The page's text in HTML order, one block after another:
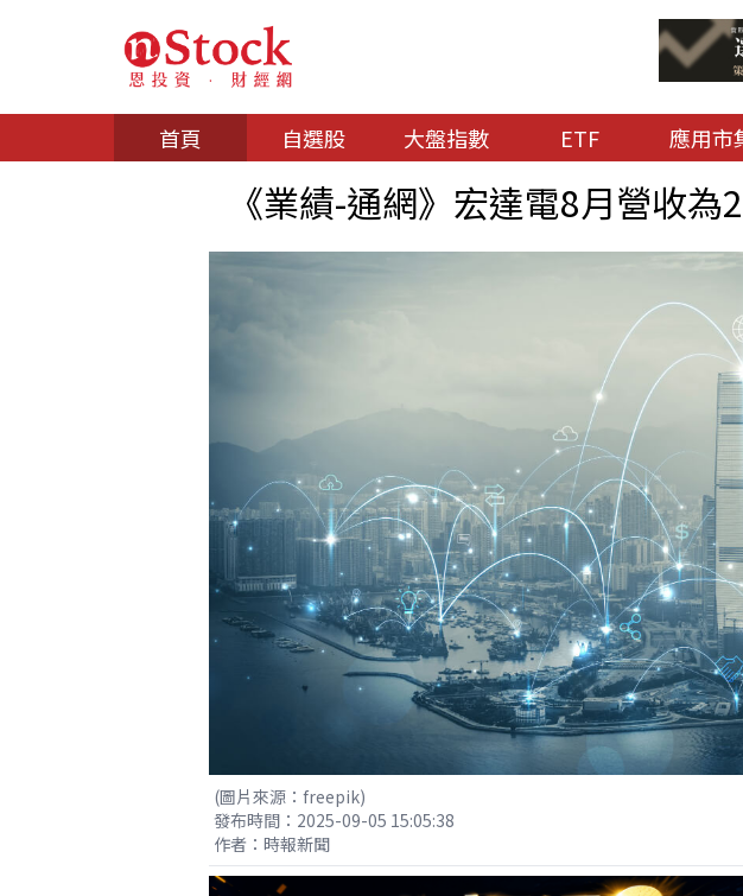
首頁 自選股 大盤指數 ETF 應用市
《業績-通網》宏達電8月營收
(圖片來源：freepik)
發布時間：2025-09-05 15:05:38
作者：時報新聞